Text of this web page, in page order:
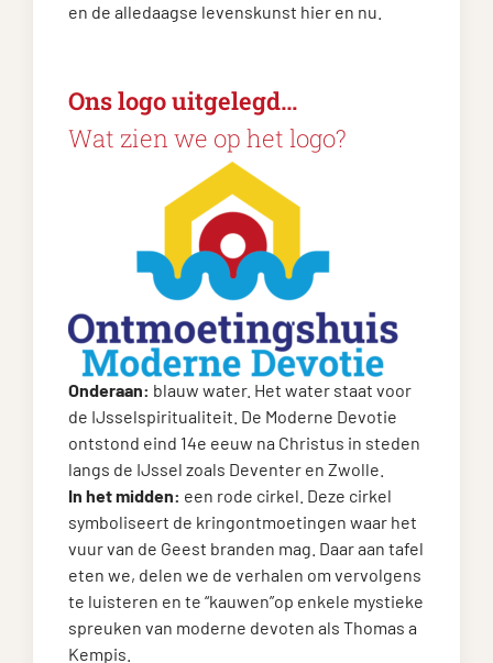
en de alledaagse levenskunst hier en nu.
Ons logo uitgelegd…
Wat zien we op het logo?
Onderaan: blauw water. Het water staat voor
de IJsselspiritualiteit. De Moderne Devotie
ontstond eind 14e eeuw na Christus in steden
langs de IJssel zoals Deventer en Zwolle.
In het midden: een rode cirkel. Deze cirkel
symboliseert de kringontmoetingen waar het
vuur van de Geest branden mag. Daar aan tafel
eten we, delen we de verhalen om vervolgens
te luisteren en te “kauwen”op enkele mystieke
spreuken van moderne devoten als Thomas a
Kempis.